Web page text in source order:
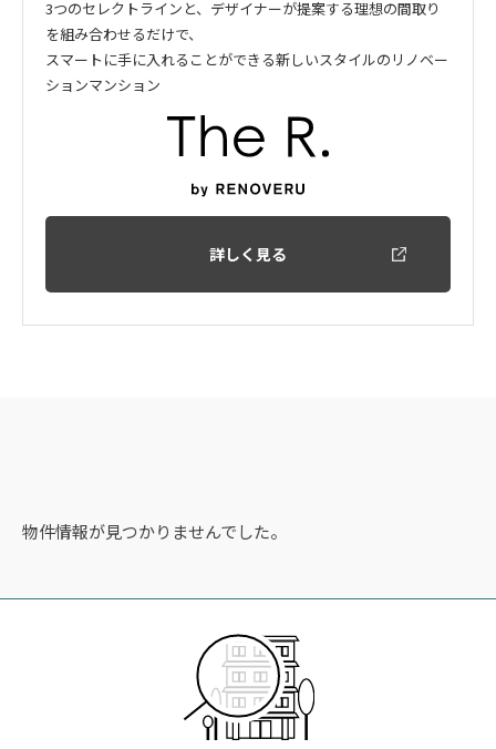
3つのセレクトラインと、デザイナーが提案する理想の間取り
を組み合わせるだけで、
スマートに手に入れることができる新しいスタイルのリノベー
ションマンション
詳しく見る
物件情報が見つかりませんでした。